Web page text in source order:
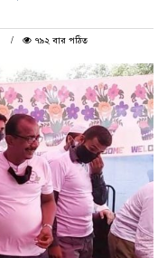
৭৯২ বার পঠিত